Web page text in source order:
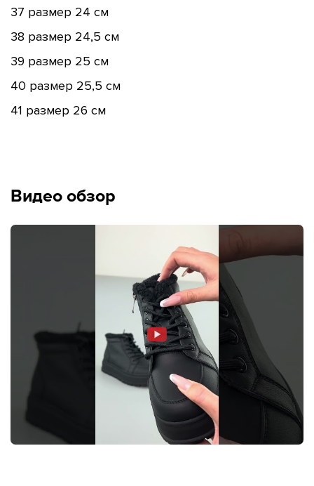
37 размер 24 см
38 размер 24,5 см
39 размер 25 см
40 размер 25,5 см
41 размер 26 см
Видео обзор